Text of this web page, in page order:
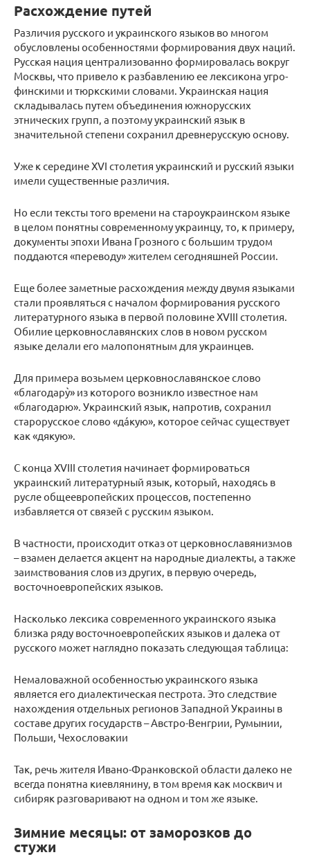
Расхождение путей
Различия русского и украинского языков во многом
обусловлены особенностями формирования двух наций.
Русская нация централизованно формировалась вокруг
Москвы, что привело к разбавлению ее лексикона угро-
финскими и тюркскими словами. Украинская нация
складывалась путем объединения южнорусских
этнических групп, а поэтому украинский язык в
значительной степени сохранил древнерусскую основу.
Уже к середине XVI столетия украинский и русский языки
имели существенные различия.
Но если тексты того времени на староукраинском языке
в целом понятны современному украинцу, то, к примеру,
документы эпохи Ивана Грозного с большим трудом
поддаются «переводу» жителем сегодняшней России.
Еще более заметные расхождения между двумя языками
стали проявляться с началом формирования русского
литературного языка в первой половине XVIII столетия.
Обилие церковнославянских слов в новом русском
языке делали его малопонятным для украинцев.
Для примера возьмем церковнославянское слово
«благодарỳ» из которого возникло известное нам
«благодарю». Украинский язык, напротив, сохранил
старорусское слово «дáкую», которое сейчас существует
как «дякую».
С конца XVIII столетия начинает формироваться
украинский литературный язык, который, находясь в
русле общеевропейских процессов, постепенно
избавляется от связей с русским языком.
В частности, происходит отказ от церковнославянизмов
– взамен делается акцент на народные диалекты, а также
заимствования слов из других, в первую очередь,
восточноевропейских языков.
Насколько лексика современного украинского языка
близка ряду восточноевропейских языков и далека от
русского может наглядно показать следующая таблица:
Немаловажной особенностью украинского языка
является его диалектическая пестрота. Это следствие
нахождения отдельных регионов Западной Украины в
составе других государств – Австро-Венгрии, Румынии,
Польши, Чехословакии
Так, речь жителя Ивано-Франковской области далеко не
всегда понятна киевлянину, в том время как москвич и
сибиряк разговаривают на одном и том же языке.
Зимние месяцы: от заморозков до
стужи